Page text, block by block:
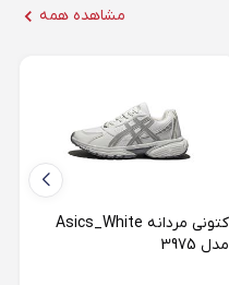
مشاهده همه
کتونی مردانه Asics_White
مدل 3975